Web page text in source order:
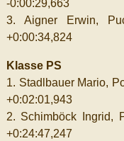
-0:00:29,663
3. Aigner Erwin,
+0:00:34,824
Klasse PS
1. Stadlbauer Mario,
+0:02:01,943
2. Schimböck Ingrid,
+0:24:47,247